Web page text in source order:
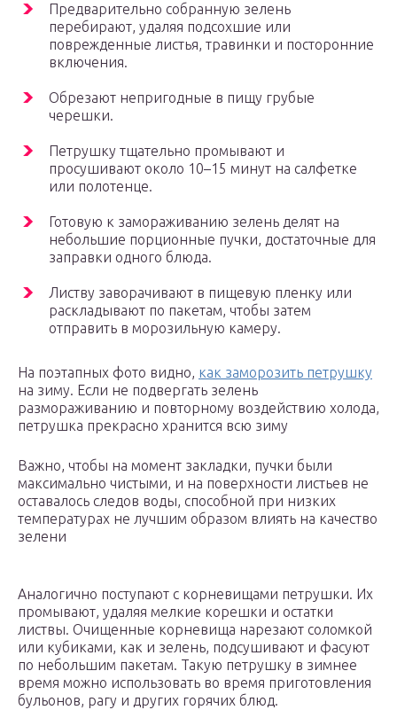
Предварительно собранную зелень
перебирают, удаляя подсохшие или
поврежденные листья, травинки и посторонние
включения.
Обрезают непригодные в пищу грубые
черешки.
Петрушку тщательно промывают и
просушивают около 10–15 минут на салфетке
или полотенце.
Готовую к замораживанию зелень делят на
небольшие порционные пучки, достаточные для
заправки одного блюда.
Листву заворачивают в пищевую пленку или
раскладывают по пакетам, чтобы затем
отправить в морозильную камеру.
На поэтапных фото видно, как заморозить петрушку
на зиму. Если не подвергать зелень
размораживанию и повторному воздействию холода,
петрушка прекрасно хранится всю зиму
Важно, чтобы на момент закладки, пучки были
максимально чистыми, и на поверхности листьев не
оставалось следов воды, способной при низких
температурах не лучшим образом влиять на качество
зелени
Аналогично поступают с корневищами петрушки. Их
промывают, удаляя мелкие корешки и остатки
листвы. Очищенные корневища нарезают соломкой
или кубиками, как и зелень, подсушивают и фасуют
по небольшим пакетам. Такую петрушку в зимнее
время можно использовать во время приготовления
бульонов, рагу и других горячих блюд.